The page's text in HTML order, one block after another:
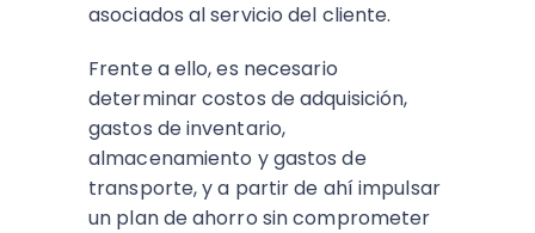
asociados al servicio del cliente.
Frente a ello, es necesario
determinar costos de adquisición,
gastos de inventario,
almacenamiento y gastos de
transporte, y a partir de ahí impulsar
un plan de ahorro sin comprometer